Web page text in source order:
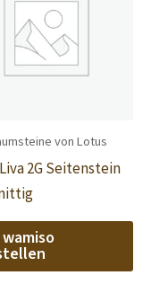
von Lotus
2G Seitenstein